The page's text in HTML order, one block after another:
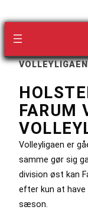
VOLLEYLIGAEN
FARUM
Volleyligaen er
samme gør sig
division øst kan
efter kun at
sæson.